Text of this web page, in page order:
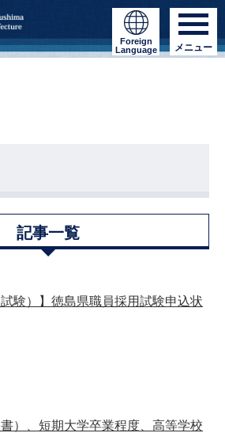
Foreign
Language
メニュー
記事一覧
試験）】徳島県職員採用試験申込状
書）、短期大学卒業程度、高等学校